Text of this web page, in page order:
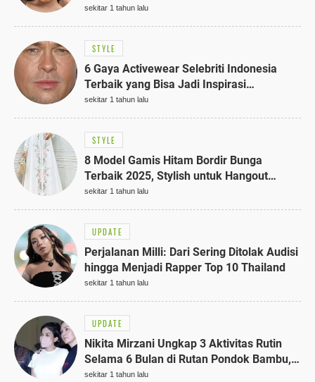
sekitar 1 tahun lalu
STYLE
6 Gaya Activewear Selebriti Indonesia
Terbaik yang Bisa Jadi Inspirasi
Fashionmu
sekitar 1 tahun lalu
STYLE
8 Model Gamis Hitam Bordir Bunga
Terbaik 2025, Stylish untuk Hangout
hingga Acara Semi-Formal
sekitar 1 tahun lalu
UPDATE
Perjalanan Milli: Dari Sering Ditolak Audisi
hingga Menjadi Rapper Top 10 Thailand
sekitar 1 tahun lalu
UPDATE
Nikita Mirzani Ungkap 3 Aktivitas Rutin
Selama 6 Bulan di Rutan Pondok Bambu,
Terungkap!
sekitar 1 tahun lalu